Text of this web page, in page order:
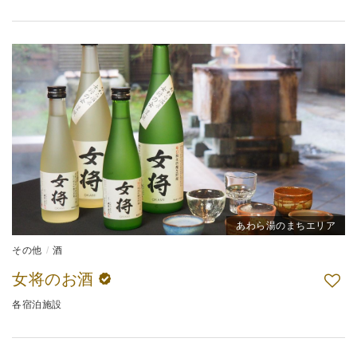
あわら湯のまちエリア
その他 酒
女将のお酒
各宿泊施設